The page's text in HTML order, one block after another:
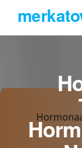
the